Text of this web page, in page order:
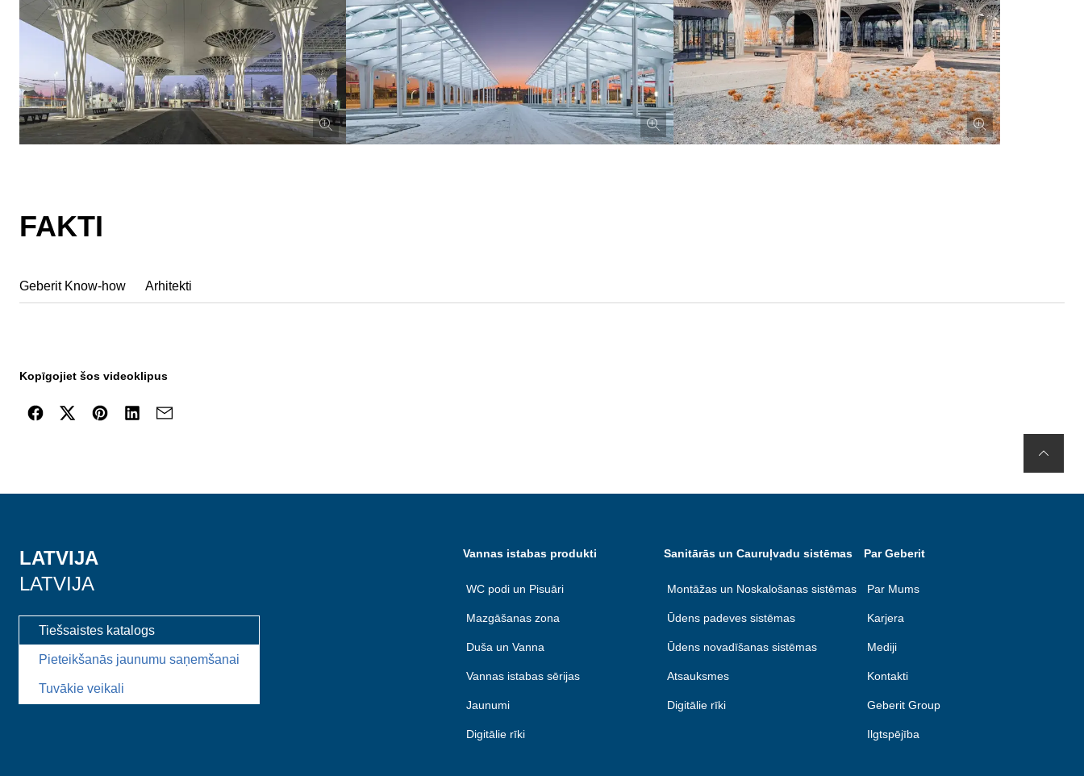
FAKTI
Geberit Know-how Arhitekti
Kopīgojiet šos videoklipus
LATVIJA
LATVIJA
Tiešsaistes katalogs
Pieteikšanās jaunumu saņemšanai
Tuvākie veikali
Vannas istabas produkti
WC podi un Pisuāri
Mazgāšanas zona
Duša un Vanna
Vannas istabas sērijas
Jaunumi
Digitālie rīki
Sanitārās un Cauruļvadu sistēmas
Montāžas un Noskalošanas sistēmas
Ūdens padeves sistēmas
Ūdens novadīšanas sistēmas
Atsauksmes
Digitālie rīki
Par Geberit
Par Mums
Karjera
Mediji
Kontakti
Geberit Group
Ilgtspējība